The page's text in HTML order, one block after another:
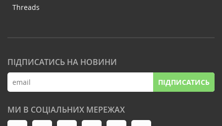
Threads
ПІДПИСАТИСЬ НА НОВИНИ
ПІДПИСАТИСЬ
МИ В СОЦІАЛЬНИХ МЕРЕЖАХ